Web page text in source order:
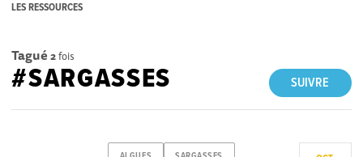
LES RESSOURCES
Tagué 2fois
SUIVRE
#SARGASSES